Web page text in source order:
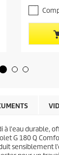
a
c
t
u
u
t
.
4
s
r
1
6
4
l'eau durable,
G 180 Q